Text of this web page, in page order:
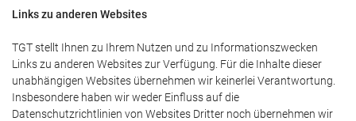
Links zu anderen Websites
TGT stellt Ihnen zu Ihrem Nutzen und zu Informationszwecken
Links zu anderen Websites zur Verfügung. Für die Inhalte dieser
unabhängigen Websites übernehmen wir keinerlei Verantwortung.
Insbesondere haben wir weder Einfluss auf die
Datenschutzrichtlinien von Websites Dritter noch übernehmen wir